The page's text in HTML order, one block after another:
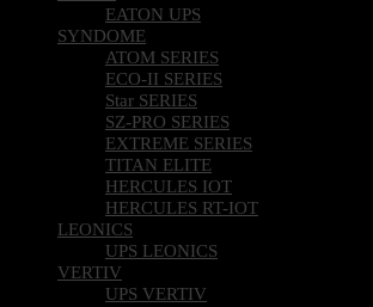
EATON UPS
SYNDOME
ATOM SERIES
ECO-II SERIES
Star SERIES
SZ-PRO SERIES
EXTREME SERIES
TITAN ELITE
HERCULES IOT
HERCULES RT-IOT
LEONICS
UPS LEONICS
VERTIV
UPS VERTIV